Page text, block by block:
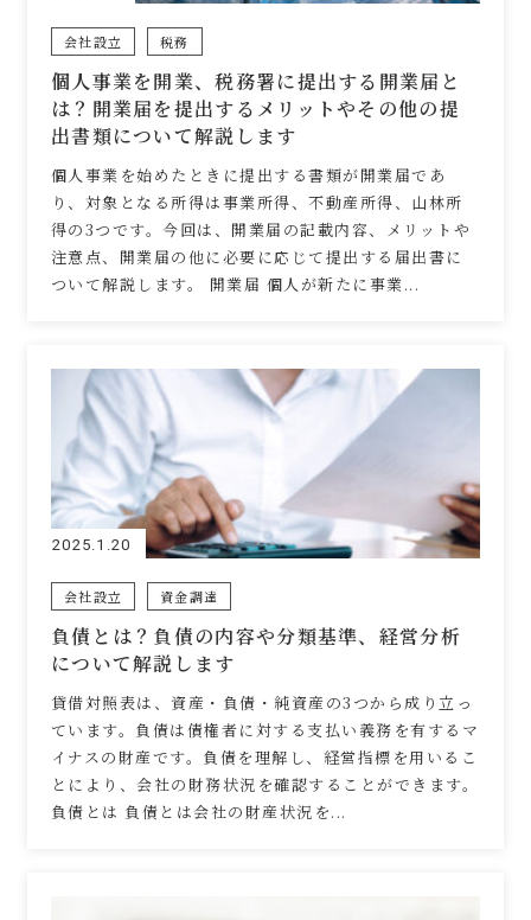
会社設立 税務
個人事業を開業、税務署に提出する開業届と
は？開業届を提出するメリットやその他の提
出書類について解説します
個人事業を始めたときに提出する書類が開業届であ
り、対象となる所得は事業所得、不動産所得、山林所
得の3つです。今回は、開業届の記載内容、メリットや
注意点、開業届の他に必要に応じて提出する届出書に
ついて解説します。 開業届 個人が新たに事業...
2025.1.20
会社設立 資金調達
負債とは？負債の内容や分類基準、経営分析
について解説します
貸借対照表は、資産・負債・純資産の3つから成り立っ
ています。負債は債権者に対する支払い義務を有するマ
イナスの財産です。負債を理解し、経営指標を用いるこ
とにより、会社の財務状況を確認することができます。
負債とは 負債とは会社の財産状況を...